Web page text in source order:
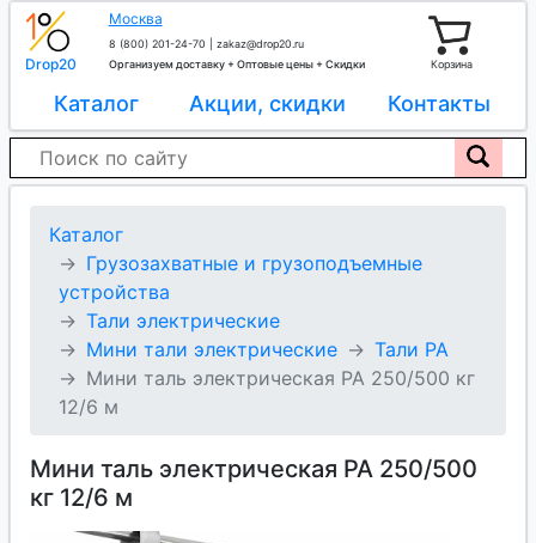
Drop20
Москва
8 (800) 201-24-70
zakaz@drop20.ru
Организуем доставку + Оптовые цены + Скидки
Корзина
Каталог Акции, скидки Контакты
Каталог
Грузозахватные и грузоподъемные
устройства
Тали электрические
Мини тали электрические
Тали РА
Мини таль электрическая РА 250/500 кг
12/6 м
Мини таль электрическая РА 250/500
кг 12/6 м